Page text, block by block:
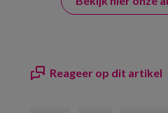
Reageer op dit artikel